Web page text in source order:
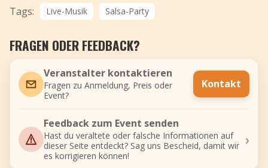
Tags: Live-Musik Salsa-Party
FRAGEN ODER FEEDBACK?
Veranstalter kontaktieren
Fragen zu Anmeldung, Preis oder
Event?
Kontakt
Feedback zum Event senden
Hast du veraltete oder falsche Informationen auf
dieser Seite entdeckt? Sag uns Bescheid, damit wir
es korrigieren können!
›